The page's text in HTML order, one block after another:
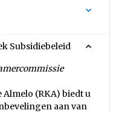
Subsidiebeleid
(RKA) biedt u
aan van